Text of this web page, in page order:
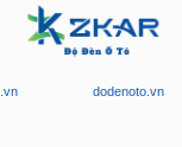
dodenoto.vn